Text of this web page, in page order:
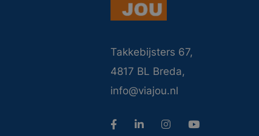
Takkebijsters 67,
4817 BL Breda,
info@viajou.nl